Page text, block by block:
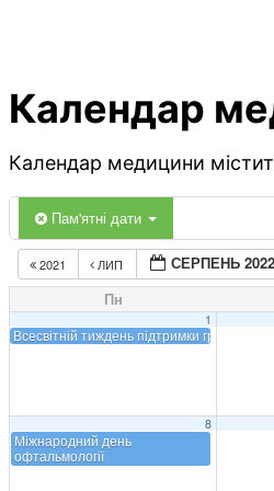
Календар
Календар медицини
Пам'ятні дати
2021 ЛИП СЕРПЕНЬ 2022
Пн
1
Всесвітній тиждень підтримки грудного
8
Міжнародний день
офтальмології